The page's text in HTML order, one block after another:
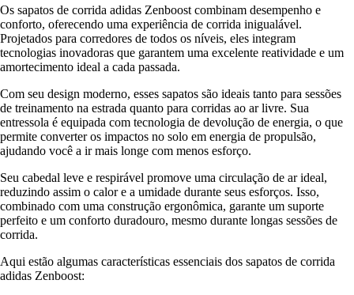
Os sapatos de corrida adidas Zenboost combinam desempenho e
conforto, oferecendo uma experiência de corrida inigualável.
Projetados para corredores de todos os níveis, eles integram
tecnologias inovadoras que garantem uma excelente reatividade e um
amortecimento ideal a cada passada.
Com seu design moderno, esses sapatos são ideais tanto para sessões
de treinamento na estrada quanto para corridas ao ar livre. Sua
entressola é equipada com tecnologia de devolução de energia, o que
permite converter os impactos no solo em energia de propulsão,
ajudando você a ir mais longe com menos esforço.
Seu cabedal leve e respirável promove uma circulação de ar ideal,
reduzindo assim o calor e a umidade durante seus esforços. Isso,
combinado com uma construção ergonômica, garante um suporte
perfeito e um conforto duradouro, mesmo durante longas sessões de
corrida.
Aqui estão algumas características essenciais dos sapatos de corrida
adidas Zenboost: